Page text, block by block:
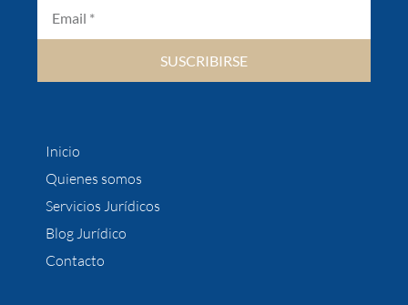
SUSCRIBIRSE
Inicio
Quienes somos
Servicios Jurídicos
Blog Jurídico
Contacto